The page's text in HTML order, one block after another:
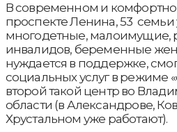
В современном и
проспекте Ленина, 53 семьи
многодетные, малоимущие,
инвалидов, беременные
нуждается в поддержке,
социальных услуг в режиме
второй такой центр во
области (в Александрове,
Хрустальном уже работают).